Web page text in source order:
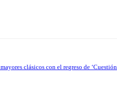
clásicos con el regreso de ‘Cuestión